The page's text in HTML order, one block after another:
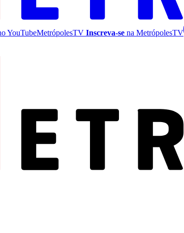
YouTubeMetrópolesTV Inscreva-se na MetrópolesTV